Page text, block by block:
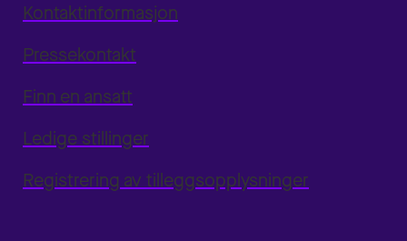
Kontaktinformasjon
Pressekontakt
Finn en ansatt
Ledige stillinger
Registrering av tilleggsopplysninger